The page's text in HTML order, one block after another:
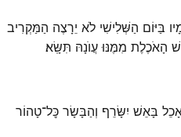
בַּיּוֹם הַשְּׁלִישִׁי לֹא יֵרָצֶה הַמַּקְרִיב
הָאֹכֶלֶת מִמֶּנּוּ עֲוֺנָהּ תִּשָּֽׂא׃
בָּאֵשׁ יִשָּׂרֵף וְהַבָּשָׂר כׇּל־טָהוֹר